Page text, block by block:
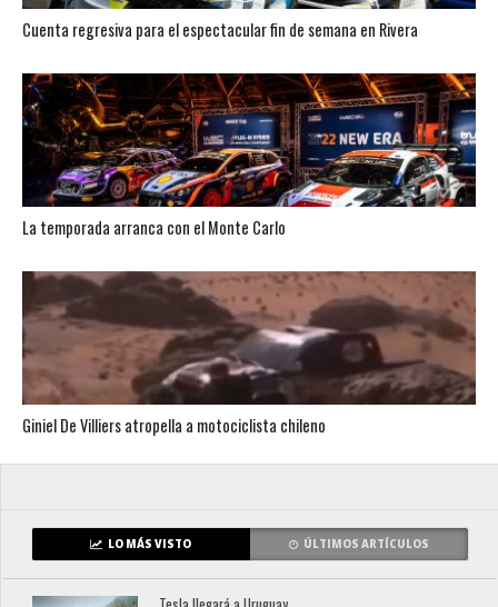
Cuenta regresiva para el espectacular fin de semana en Rivera
La temporada arranca con el Monte Carlo
Giniel De Villiers atropella a motociclista chileno
LO MÁS VISTO ÚLTIMOS ARTÍCULOS